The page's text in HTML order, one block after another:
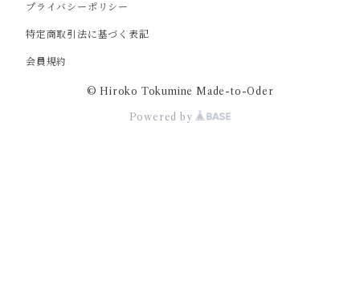
プライバシーポリシー
特定商取引法に基づく表記
会員規約
© Hiroko Tokumine Made-to-Oder
Powered by